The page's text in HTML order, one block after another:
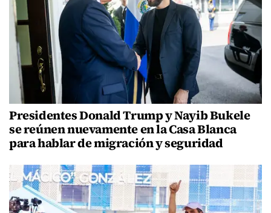
Presidentes Donald Trump y Nayib Bukele
se reúnen nuevamente en la Casa Blanca
para hablar de migración y seguridad